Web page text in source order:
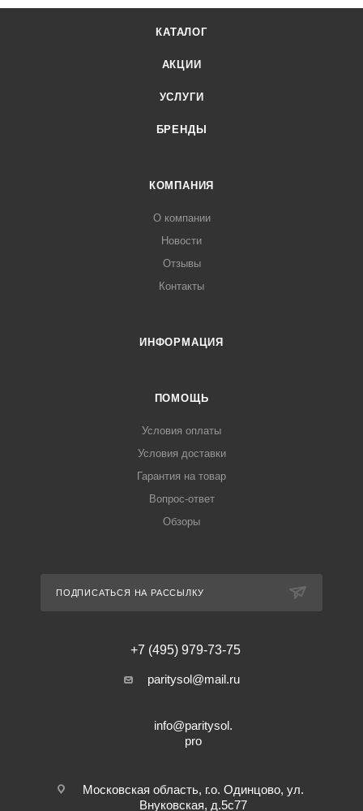
КАТАЛОГ
АКЦИИ
УСЛУГИ
БРЕНДЫ
КОМПАНИЯ
О компании
Новости
Отзывы
Контакты
ИНФОРМАЦИЯ
ПОМОЩЬ
Условия оплаты
Условия доставки
Гарантия на товар
Вопрос-ответ
Обзоры
ПОДПИСАТЬСЯ НА РАССЫЛКУ
+7 (495) 979-73-75
paritysol@mail.ru
info@paritysol.
pro
Московская область, г.о. Одинцово, ул.
Внуковская, д.5с77